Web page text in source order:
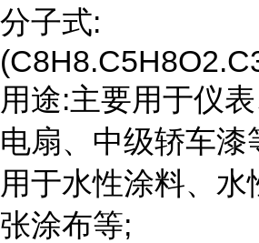
分子式:
用途:主要用于仪表
电扇、中级轿车漆
用于水性涂料、水
张涂布等;